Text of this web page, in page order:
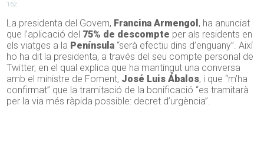
162
La presidenta del Govern, Francina Armengol , ha anunciat
que l’aplicació del 75% de descompte per als residents en
els viatges a la Península “serà efectiu dins d’enguany”. Així
ho ha dit la presidenta, a través del seu compte personal de
Twitter, en el qual explica que ha mantingut una conversa
amb el ministre de Foment, José Luis Ábalos, i que “m’ha
confirmat” que la tramitació de la bonificació “es tramitarà
per la via més ràpida possible: decret d’urgència”.